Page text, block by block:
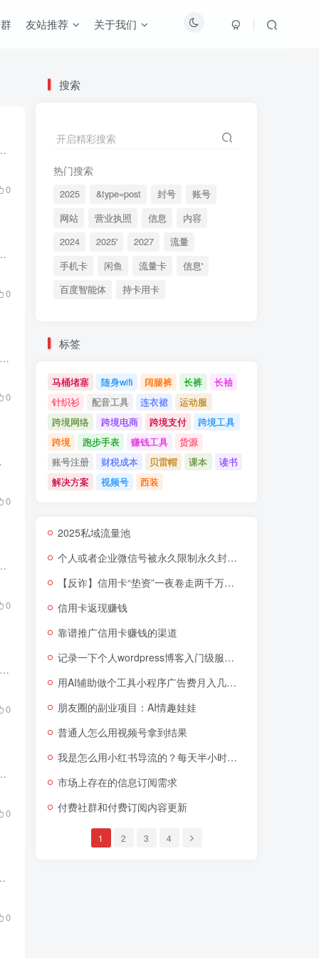
友站推荐 关于我们
晚安排给客户来变现牟利。 比较知名的就是华住会（前台也需要好评，因此还有...
0
消费金额转化成走自己信用卡的消费额来获得返现（回扣什么的另说，这里只讲信...
0
省钱工具 目前比较推荐的家庭观影解决方案：播放器使用网易爆米花，免费的，支持杜比啥的已经，也支持挂载各种网盘，同一个爆米花账号可以在多个异地设备登录，从而突破网盘限制异地共享的问题...
0
程序的激励广告，开屏...
0
为付费订阅内容推送的服务工具，知识星球作为付费交流社群工具。 付费内容推...
0
李雪含 (dajiayouxuan.com) 用的阿里云入门级服务器，700一年，每年崩溃一次，每次需要7-14天优化修复，这一次无论如何也优化不了，已经换了其他家的虚拟主机，不用服务器了，成本降低50%，暂不...
0
你是违规行业，没有资质的，用企业微信也没有办法，你的项目能做多久看微信心...
0
版税创收的分发渠道比较少，其次就是即使完成了分发，随着各个...
0
搜索
开启精彩搜索
热门搜索
2025 &type=post 封号
账号
网站
营业执照 信息
内容
2024
2025' 2027
流量
手机卡
闲鱼 流量卡
信息'
百度智能体
持卡用卡
标签
马桶堵塞 随身wifi 阔腿裤 长裤
长袖
针织衫
配音工具 连衣裙
运动服
跨境网络
跨境电商 跨境支付
跨境工具
跨境
跑步手表 赚钱工具
货源
账号注册
财税成本 贝雷帽 课本
读书
解决方案
视频号 西装
2025私域流量池
个人或者企业微信号被永久限制永久封号能怎么解封？
【反诈】信用卡“垫资”一夜卷走两千万！背后骗局专坑贪小便宜的人，所有步骤全曝光​
信用卡返现赚钱
靠谱推广信用卡赚钱的渠道
记录一下个人wordpress博客入门级服务器的崩溃和重装优化
用AI辅助做个工具小程序广告费月入几千块
朋友圈的副业项目：AI情趣娃娃
普通人怎么用视频号拿到结果
我是怎么用小红书导流的？每天半小时流量源源不断
市场上存在的信息订阅需求
付费社群和付费订阅内容更新
1 2 3 4